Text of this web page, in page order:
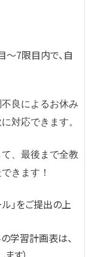
7限目内で、自
良によるお休み
対応できます。
、最後まで全教
きます！
」をご提出の上
学習計画表は、